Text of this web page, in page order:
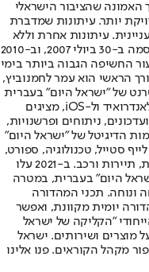
האמונה שהציבור הישראלי
יותר. עיתונות שמדברת
עיתונות אחרת וללא
תשלום. המהדורה המודפסת הראשונה פורסמה ב-30 ביולי 2007, וב-2010
החשיפה הגבוה ביותר בימי
הראשי הוא עמר לחמנוביץ,
של "ישראל היום" בעברית
ובאנגלית, כמו כן היישומונים (אפליקציות) לאנדרואיד ול-iOS, מציגים
ניתוחים ופרשנויות,
הדיגיטל של "ישראל היום"
סטייל, טכנולוגיה, ספורט,
כלכלה וצרכנות, בריאות, חיילים, אוכל, יהדות, תיירות ורכב. ב-2021 עלו
היום" בעברית, במטרה
ונוחה. תכני המהדורה
יומית מקוונת, ואפשר
"הקליקה של ישראל
מוצרים ושירותים. ישראל
מקהל הקוראים. פנו אלינו